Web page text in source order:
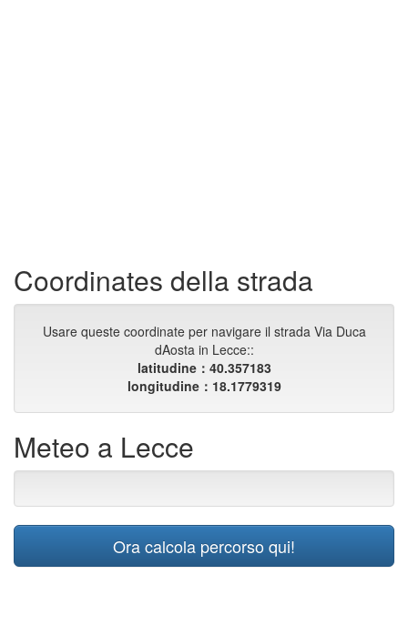
Coordinates della strada
Usare queste coordinate per navigare il strada Via Duca
dAosta in Lecce::
latitudine：40.357183
longitudine：18.1779319
Meteo a Lecce
Ora calcola percorso qui!